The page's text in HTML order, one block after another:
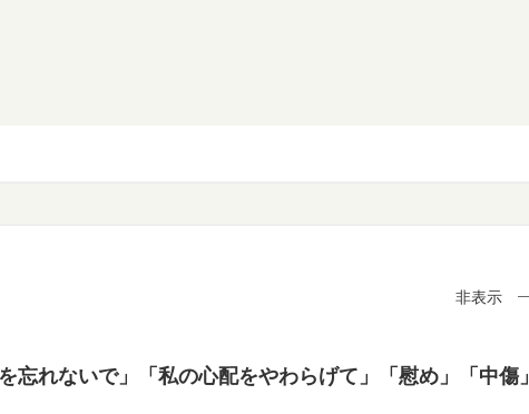
非表示
忘れないで」「私の心配をやわらげて」「慰め」「中傷」